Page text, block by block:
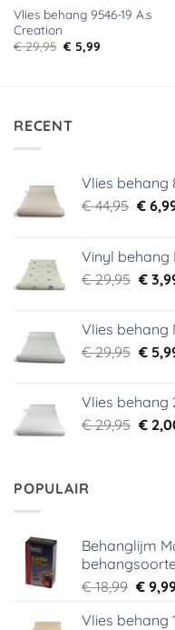
Vlies behang 9546-19 A.s
Creation
€29,95 Oorspronkelijke
prijs
€ 5,99Huidige
RECENT
Vlies behang
€44,95
€
€
Vinyl behang
€29,95
€
€
Vlies behang
€29,95
€
€
Vlies behang
€29,95 €
POPULAIR
Behanglijm
€18,99
was:
€
Vlies behang